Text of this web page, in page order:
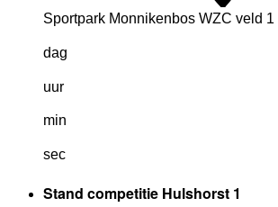
Sportpark Monnikenbos WZC veld 1
dag
uur
min
sec
Stand competitie Hulshorst 1